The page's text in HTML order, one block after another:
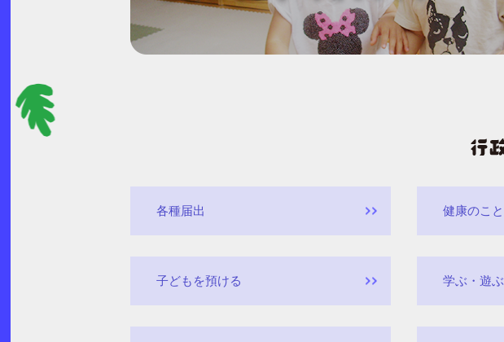
各種届出 健康のこと
子どもを預ける 学ぶ・遊ぶ